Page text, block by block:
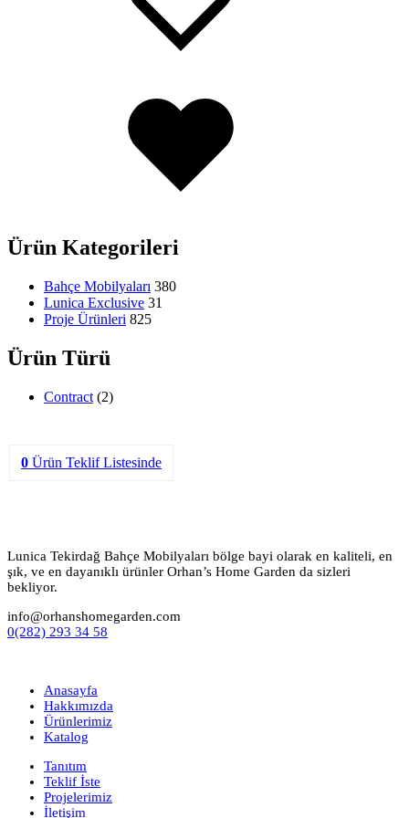
Ürün Kategorileri
Bahçe Mobilyaları 380
Lunica Exclusive 31
Proje Ürünleri 825
Ürün Türü
Contract (2)
0 Ürün Teklif Listesinde
Lunica Tekirdağ Bahçe Mobilyaları bölge bayi olarak en kaliteli, en
şık, ve en dayanıklı ürünler Orhan’s Home Garden da sizleri
bekliyor.
info@orhanshomegarden.com
0(282) 293 34 58
Anasayfa
Hakkımızda
Ürünlerimiz
Katalog
Tanıtım
Teklif İste
Projelerimiz
İletişim